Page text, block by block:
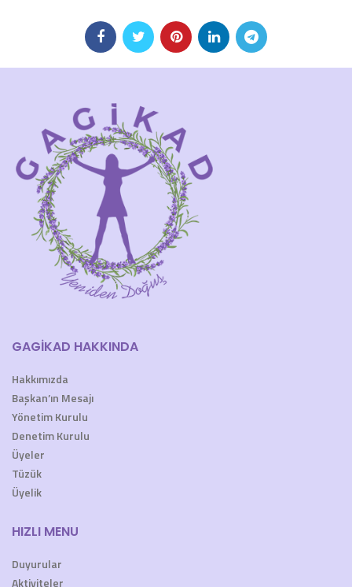
GAGİKAD HAKKINDA
Hakkımızda
Başkan’ın Mesajı
Yönetim Kurulu
Denetim Kurulu
Üyeler
Tüzük
Üyelik
HIZLI MENU
Duyurular
Aktiviteler